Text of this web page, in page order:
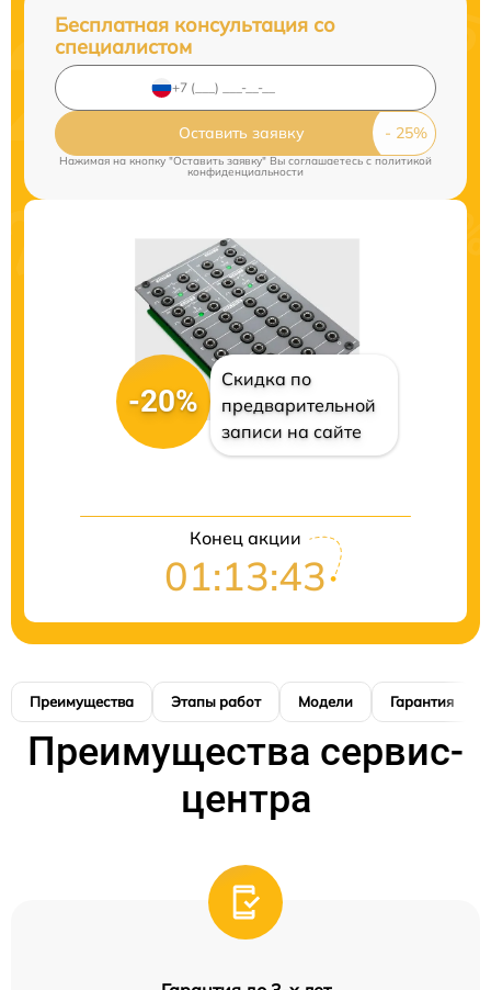
Бесплатная консультация со
специалистом
Оставить заявку
Нажимая на кнопку "Оставить заявку" Вы соглашаетесь cполитикой
конфиденциальности
-20%
Скидка по
предварительной
записи на сайте
Конец акции
01:13:42
Преимущества Этапы работ Модели Гарантия
Преимущества сервис-
центра